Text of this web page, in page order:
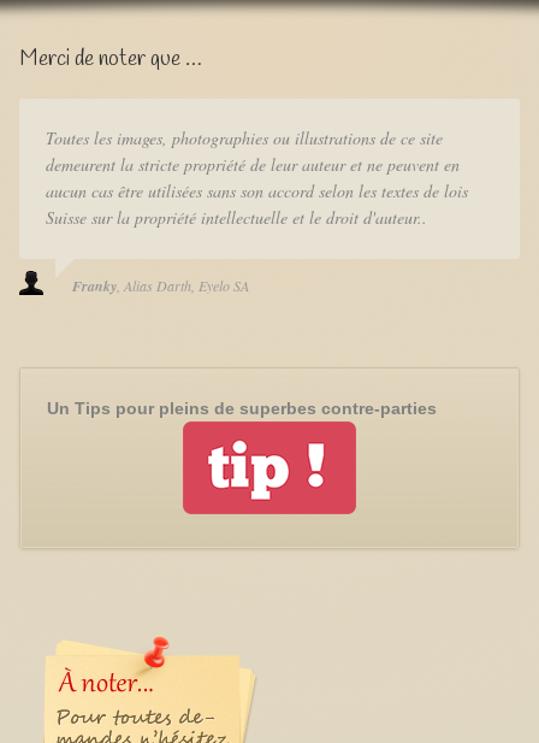
Merci de noter que …
Toutes les images, photographies ou illustrations de ce site
demeurent la stricte propriété de leur auteur et ne peuvent en
aucun cas être utilisées sans son accord selon les textes de lois
Suisse sur la propriété intellectuelle et le droit d'auteur..
Franky Alias Darth Eyelo SA
Un Tips pour pleins de superbes contre-parties